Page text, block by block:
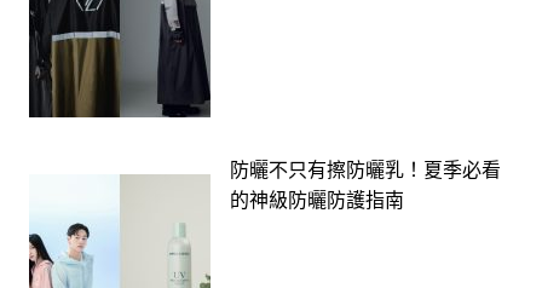
防曬不只有擦防曬乳！夏季必看
的神級防曬防護指南